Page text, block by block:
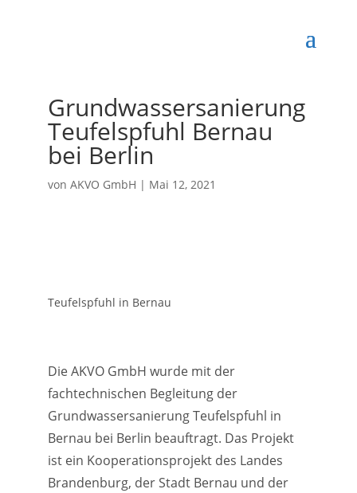
Grundwassersanierung
Teufelspfuhl Bernau
bei Berlin
von AKVO GmbH | Mai 12, 2021
Teufelspfuhl in Bernau
Die AKVO GmbH wurde mit der
fachtechnischen Begleitung der
Grundwassersanierung Teufelspfuhl in
Bernau bei Berlin beauftragt. Das Projekt
ist ein Kooperationsprojekt des Landes
Brandenburg, der Stadt Bernau und der